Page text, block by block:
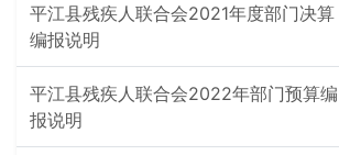
平江县残疾人联合会2021年度部门决算
编报说明
平江县残疾人联合会2022年部门预算编
报说明